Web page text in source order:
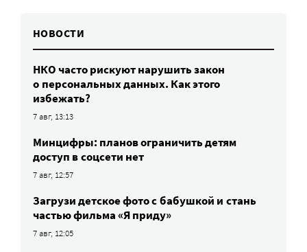
НОВОСТИ
НКО часто рискуют нарушить закон
о персональных данных. Как этого
избежать?
7 авг, 13:13
Минцифры: планов ограничить детям
доступ в соцсети нет
7 авг, 12:57
Загрузи детское фото с бабушкой и стань
частью фильма «Я приду»
7 авг, 12:05